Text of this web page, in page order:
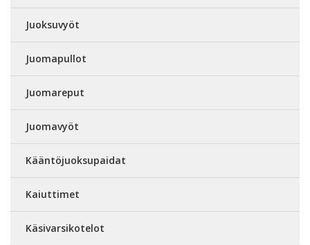
Juoksuvyöt
Juomapullot
Juomareput
Juomavyöt
Kääntöjuoksupaidat
Kaiuttimet
Käsivarsikotelot